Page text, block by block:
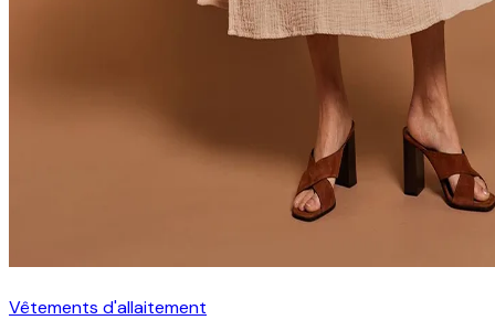
Vêtements d'allaitement